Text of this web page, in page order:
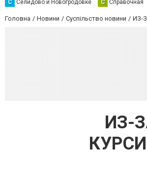
С Селидово и Новогродовке С Справочная
Головна Новини Суспільство новини ИЗ-
ИЗ-